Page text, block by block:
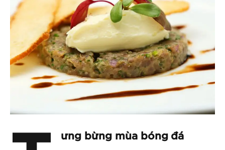
ưng bừng mùa bóng đá